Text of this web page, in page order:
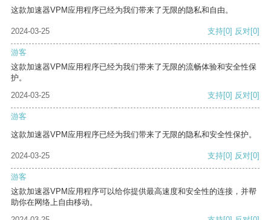
这款加速器VPM应用程序已经为我们带来了无限的隐私和自由。
2024-03-25 支持[0] 反对[0]
游客
这款加速器VPM应用程序已经为我们带来了无限的流畅体验和安全性保
护。
2024-03-25
支持[0] 反对[0]
游客
这款加速器VPM应用程序已经为我们带来了无限的隐私和安全性保护。
2024-03-25 支持[0] 反对[0]
游客
这款加速器VPM应用程序可以给你提供最高速度和安全性的连接，并帮
助你在网络上自由移动。